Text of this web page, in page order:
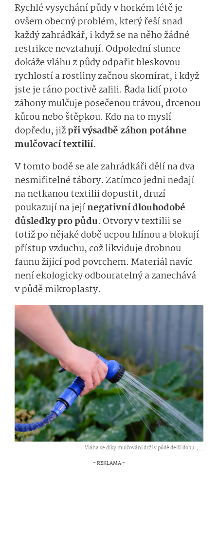
Rychlé vysychání půdy v horkém létě je
ovšem obecný problém, který řeší snad
každý zahrádkář, i když se na něho žádné
restrikce nevztahují. Odpolední slunce
dokáže vláhu z půdy odpařit bleskovou
rychlostí a rostliny začnou skomírat, i když
jste je ráno poctivě zalili. Řada lidí proto
záhony mulčuje posečenou trávou, drcenou
kůrou nebo štěpkou. Kdo na to myslí
dopředu, jižpři výsadbě záhon potáhne
mulčovací textilií.
V tomto bodě se ale zahrádkáři dělí na dva
nesmiřitelné tábory. Zatímco jedni nedají
na netkanou textilii dopustit, druzí
poukazují na jejínegativní dlouhodobé
důsledky pro půdu. Otvory v textilii se
totiž po nějaké době ucpou hlínou a blokují
přístup vzduchu, což likviduje drobnou
faunu žijící pod povrchem. Materiál navíc
není ekologicky odbouratelný a zanechává
v půdě mikroplasty.
Vláha se díky mulčování drží v půdě delší dobu. ,...